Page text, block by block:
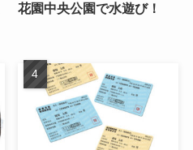
花園中央公園で水遊び！